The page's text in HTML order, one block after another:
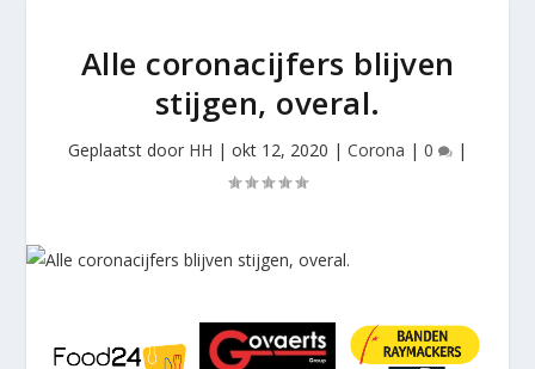
Alle coronacijfers blijven
stijgen, overal.
Geplaatst door HH | okt 12, 2020 | Corona | 0 |